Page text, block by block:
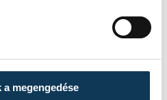
a megengedése